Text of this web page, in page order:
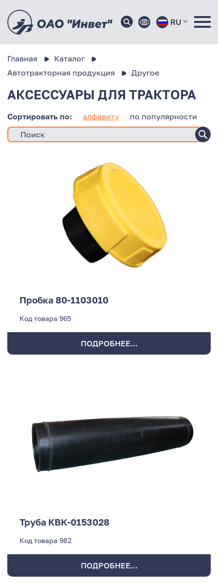
RU
Главная
Каталог
Автотракторная продукция
Другое
АКСЕССУАРЫ ДЛЯ ТРАКТОРА
Сортировать по: алфавиту по популярности
Пробка 80-1103010
Код товара 965
ПОДРОБНЕЕ...
Труба КВК-0153028
Код товара 982
ПОДРОБНЕЕ...